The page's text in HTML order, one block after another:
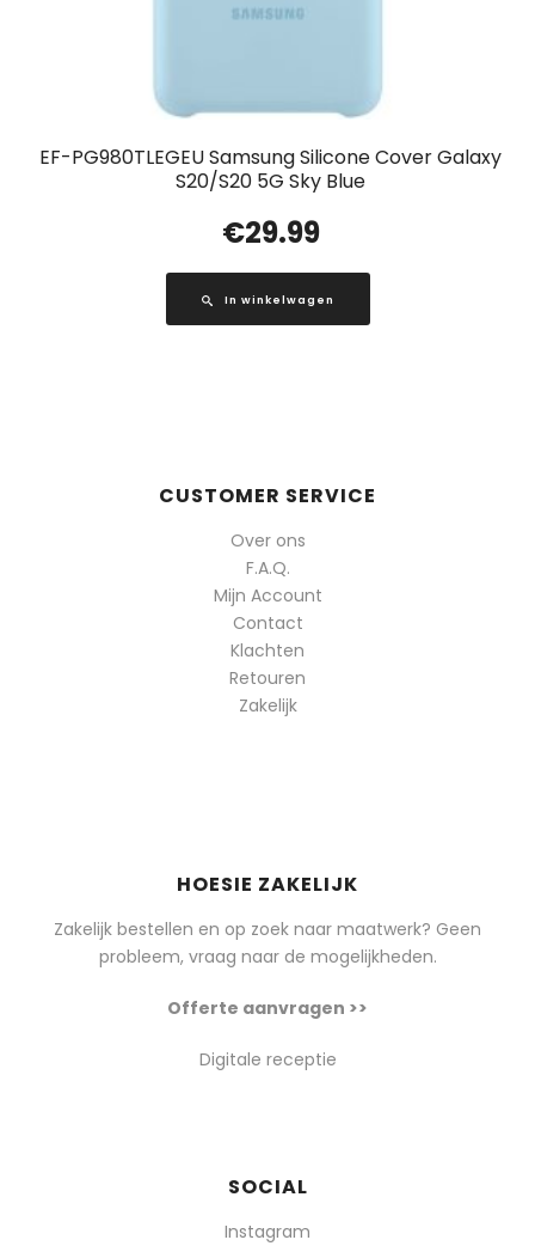
EF-PG980TLEGEU Samsung Silicone Cover Galaxy
S20/S20 5G Sky Blue
€29.99
In winkelwagen
CUSTOMER SERVICE
Over ons
F.A.Q.
Mijn Account
Contact
Klachten
Retouren
Zakelijk
HOESIE ZAKELIJK
Zakelijk bestellen en op zoek naar maatwerk? Geen
probleem, vraag naar de mogelijkheden.
Offerte aanvragen >>
Digitale receptie
SOCIAL
Instagram